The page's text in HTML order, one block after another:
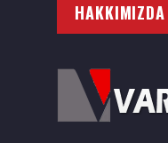
HAKKIMIZDA